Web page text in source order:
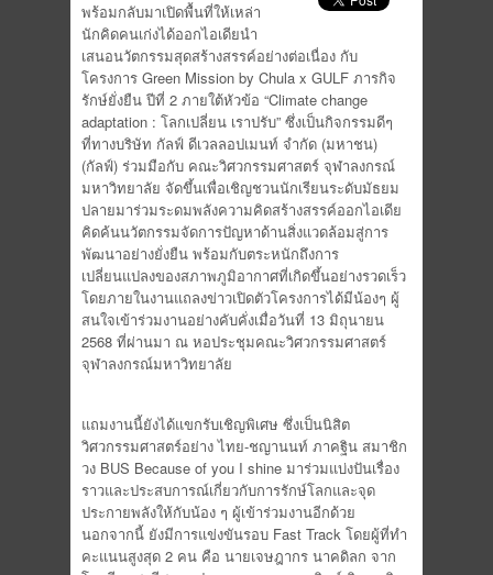
พร้อมกลับมาเปิดพื้นที่ให้เหล่า
นักคิดคนเก่งได้ออกไอเดียนำ
เสนอนวัตกรรมสุดสร้างสรรค์อย่างต่อเนื่อง กับ
โครงการ Green Mission by Chula x GULF ภารกิจ
รักษ์ยั่งยืน ปีที่ 2 ภายใต้หัวข้อ “Climate change
adaptation : โลกเปลี่ยน เราปรับ” ซึ่งเป็นกิจกรรมดีๆ
ที่ทางบริษัท กัลฟ์ ดีเวลลอปเมนท์ จำกัด (มหาชน)
(กัลฟ์) ร่วมมือกับ คณะวิศวกรรมศาสตร์ จุฬาลงกรณ์
มหาวิทยาลัย จัดขึ้นเพื่อเชิญชวนนักเรียนระดับมัธยม
ปลายมาร่วมระดมพลังความคิดสร้างสรรค์ออกไอเดีย
คิดค้นนวัตกรรมจัดการปัญหาด้านสิ่งแวดล้อมสู่การ
พัฒนาอย่างยั่งยืน พร้อมกับตระหนักถึงการ
เปลี่ยนแปลงของสภาพภูมิอากาศที่เกิดขึ้นอย่างรวดเร็ว
โดยภายในงานแถลงข่าวเปิดตัวโครงการได้มีน้องๆ ผู้
สนใจเข้าร่วมงานอย่างคับคั่งเมื่อวันที่ 13 มิถุนายน
2568 ที่ผ่านมา ณ หอประชุมคณะวิศวกรรมศาสตร์
จุฬาลงกรณ์มหาวิทยาลัย
แถมงานนี้ยังได้แขกรับเชิญพิเศษ ซึ่งเป็นนิสิต
วิศวกรรมศาสตร์อย่าง ไทย-ชญานนท์ ภาคฐิน สมาชิก
วง BUS Because of you I shine มาร่วมแบ่งปันเรื่อง
ราวและประสบการณ์เกี่ยวกับการรักษ์โลกและจุด
ประกายพลังให้กับน้อง ๆ ผู้เข้าร่วมงานอีกด้วย
นอกจากนี้ ยังมีการแข่งขันรอบ Fast Track โดยผู้ที่ทำ
คะแนนสูงสุด 2 คน คือ นายเจษฎากร นาคดิลก จาก